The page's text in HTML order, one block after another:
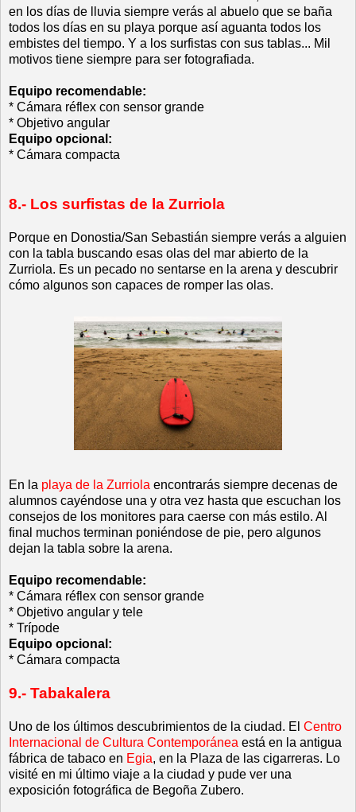
en los días de lluvia siempre verás al abuelo que se baña
todos los días en su playa porque así aguanta todos los
embistes del tiempo. Y a los surfistas con sus tablas... Mil
motivos tiene siempre para ser fotografiada.
Equipo recomendable:
* Cámara réflex con sensor grande
* Objetivo angular
Equipo opcional:
* Cámara compacta
8.- Los surfistas de la Zurriola
Porque en Donostia/San Sebastián siempre verás a alguien
con la tabla buscando esas olas del mar abierto de la
Zurriola. Es un pecado no sentarse en la arena y descubrir
cómo algunos son capaces de romper las olas.
En la playa de la Zurriola encontrarás siempre decenas de
alumnos cayéndose una y otra vez hasta que escuchan los
consejos de los monitores para caerse con más estilo. Al
final muchos terminan poniéndose de pie, pero algunos
dejan la tabla sobre la arena.
Equipo recomendable:
* Cámara réflex con sensor grande
* Objetivo angular y tele
* Trípode
Equipo opcional:
* Cámara compacta
9.- Tabakalera
Uno de los últimos descubrimientos de la ciudad. El Centro
Internacional de Cultura Contemporánea está en la antigua
fábrica de tabaco en Egia, en la Plaza de las cigarreras. Lo
visité en mi último viaje a la ciudad y pude ver una
exposición fotográfica de Begoña Zubero.